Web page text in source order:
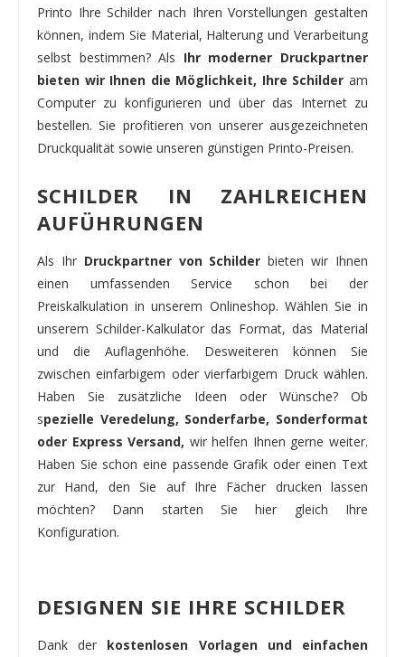
Printo Ihre Schilder nach Ihren Vorstellungen gestalten
können, indem Sie Material, Halterung und Verarbeitung
selbst bestimmen? Als Ihr moderner Druckpartner
bieten wir Ihnen die Möglichkeit, Ihre Schilder am
Computer zu konfigurieren und über das Internet zu
bestellen. Sie profitieren von unserer ausgezeichneten
Druckqualität sowie unseren günstigen Printo-Preisen.
SCHILDER IN ZAHLREICHEN
AUFÜHRUNGEN
Als Ihr Druckpartner von Schilderbieten wir Ihnen
einen umfassenden Service schon bei der
Preiskalkulation in unserem Onlineshop. Wählen Sie in
unserem Schilder-Kalkulator das Format, das Material
und die Auflagenhöhe. Desweiteren können Sie
zwischen einfarbigem oder vierfarbigem Druck wählen.
Haben Sie zusätzliche Ideen oder Wünsche? Ob
spezielle Veredelung, Sonderfarbe, Sonderformat
oder Express Versand, wir helfen Ihnen gerne weiter.
Haben Sie schon eine passende Grafik oder einen Text
zur Hand, den Sie auf Ihre Fächer drucken lassen
möchten? Dann starten Sie hier gleich Ihre
Konfiguration.
DESIGNEN SIE IHRE SCHILDER
Dank der kostenlosen Vorlagen und einfachen